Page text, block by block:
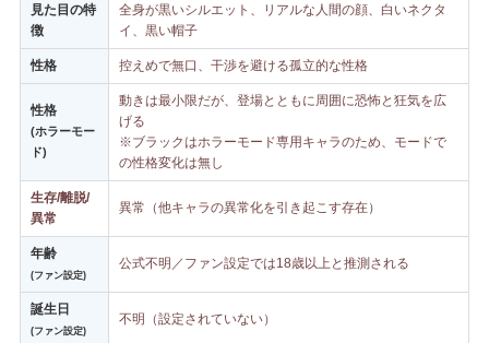
見た目の特
徴
全身が黒いシルエット、リアルな人間の顔、白いネクタ
イ、黒い帽子
性格 控えめで無口、干渉を避ける孤立的な性格
性格
(ホラーモー
ド)
動きは最小限だが、登場とともに周囲に恐怖と狂気を広
げる
※ブラックはホラーモード専用キャラのため、モードで
の性格変化は無し
生存/離脱/
異常
異常（他キャラの異常化を引き起こす存在）
年齢
(ファン設定)
公式不明／ファン設定では18歳以上と推測される
誕生日
(ファン設定)
不明（設定されていない）